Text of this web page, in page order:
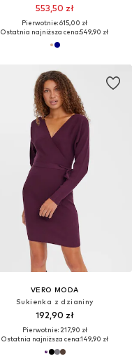
553,50 zł
Pierwotnie: 615,00 zł
Ostatnia najniższa cena:549,90 zł
VERO MODA
Sukienka z dzianiny
192,90 zł
Pierwotnie: 217,90 zł
Ostatnia najniższa cena:149,90 zł